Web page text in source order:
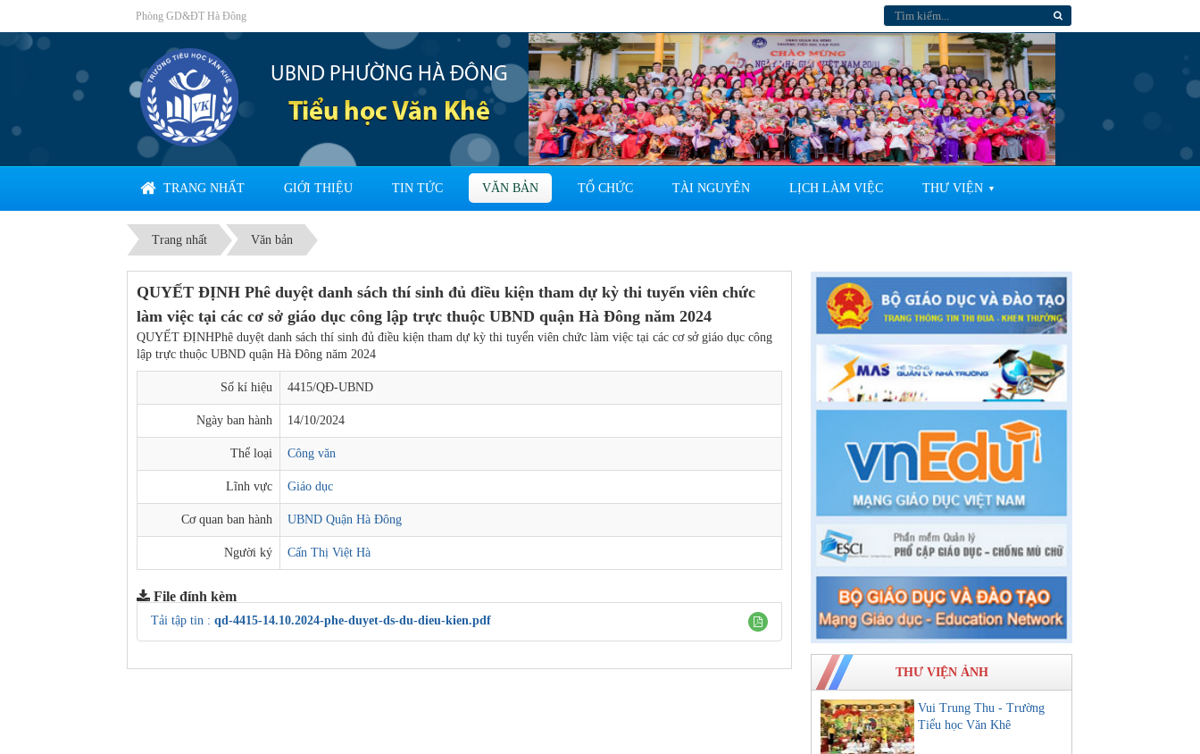
UBND PHƯỜNG HÀ ĐÔNG
Tiểu học Văn Khê
TRANG NHẤT GIỚI THIỆU TIN TỨC VĂN BẢN TỔ CHỨC TÀI NGUYÊN LỊCH LÀM VIỆC THƯ VIỆN ▼
Phòng GD&ĐT Hà Đông
Trang nhất Văn bản
QUYẾT ĐỊNH Phê duyệt danh sách thí sinh đủ điều kiện tham dự kỳ thi tuyển viên chức
làm việc tại các cơ sở giáo dục công lập trực thuộc UBND quận Hà Đông năm 2024
QUYẾT ĐỊNHPhê duyệt danh sách thí sinh đủ điều kiện tham dự kỳ thi tuyển viên chức làm việc tại các cơ sở giáo dục công
lập trực thuộc UBND quận Hà Đông năm 2024
Số kí hiệu 4415/QĐ-UBND
Ngày ban hành 14/10/2024
Thể loại Công văn
Lĩnh vực Giáo dục
Cơ quan ban hành UBND Quận Hà Đông
Người ký Cấn Thị Việt Hà
File đính kèm
Tải tập tin : qd-4415-14.10.2024-phe-duyet-ds-du-dieu-kien.pdf
THƯ VIỆN ẢNH
Vui Trung Thu - Trường
Tiểu học Văn Khê